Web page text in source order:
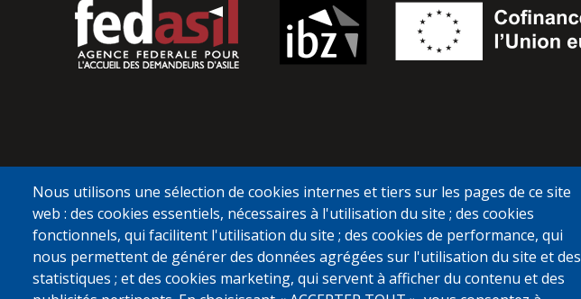
Nous utilisons une sélection de cookies internes et tiers sur les pages de ce site
web : des cookies essentiels, nécessaires à l'utilisation du site ; des cookies
fonctionnels, qui facilitent l'utilisation du site ; des cookies de performance, qui
nous permettent de générer des données agrégées sur l'utilisation du site et des
statistiques ; et des cookies marketing, qui servent à afficher du contenu et des